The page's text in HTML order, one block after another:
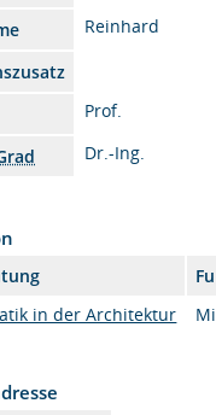
Reinhard
Prof.
Dr.-Ing.
in der Architektur